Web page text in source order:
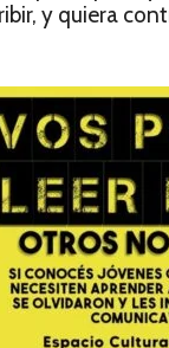
y quiera